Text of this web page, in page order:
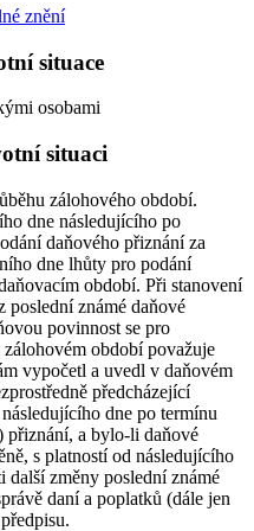
znění
situace
osobami
situaci
zálohového období.
dne následujícího po
daňového přiznání za
dne lhůty pro podání
období. Při stanovení
poslední známé daňové
povinnost se pro
období považuje
vypočetl a uvedl v daňovém
předcházející
dne po termínu
přiznání, a bylo-li daňové
s platností od následujícího
další změny poslední známé
daní a poplatků (dále jen